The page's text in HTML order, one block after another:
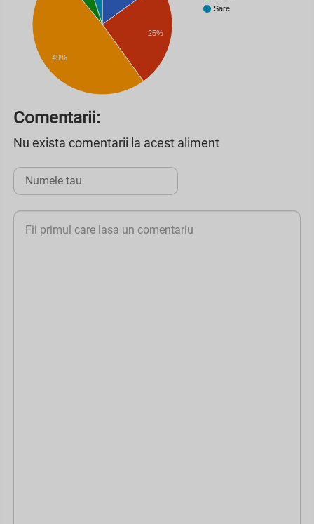
Sare
25%
49%
Comentarii:
Nu exista comentarii la acest aliment